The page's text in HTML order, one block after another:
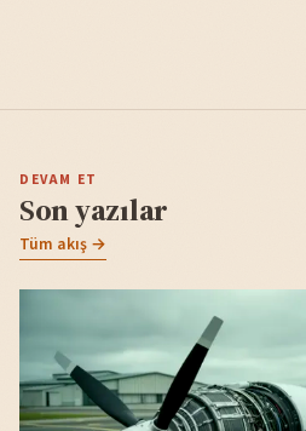
DEVAM ET
Son yazılar
Tüm akış →